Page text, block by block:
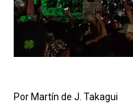
Por Martín de J. Takagui